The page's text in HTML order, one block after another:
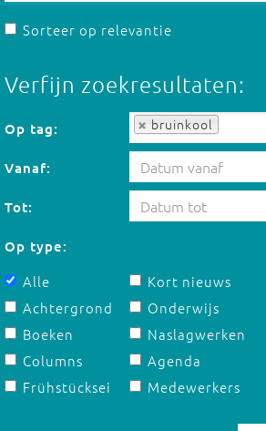
Sorteer op relevantie
Verfijn zoekresultaten:
Op tag: bruinkool
Op tag:
Vanaf:
Tot:
Op type:
Alle
Achtergrond
Boeken
Columns
Frühstücksei
Kort nieuws
Onderwijs
Naslagwerken
Agenda
Medewerkers